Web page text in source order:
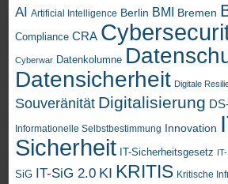
AI Artificial Intelligence Berlin BMI Bremen
Compliance CRA
Cyberwar Datenkolumne
Datensicherheit Digitale
Souveränität Digitalisierung
Informationelle Selbstbestimmung Innovation
Sicherheit IT-Sicherheitsgesetz
SiG IT-SiG 2.0 KI KRITIS Kritische